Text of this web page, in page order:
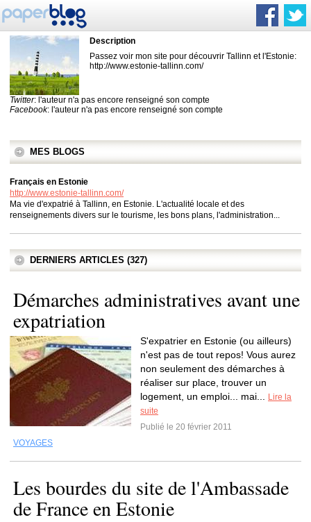
Description
Passez voir mon site pour découvrir Tallinn et l'Estonie:
http://www.estonie-tallinn.com/
Twitter: l'auteur n'a pas encore renseigné son compte
Facebook: l'auteur n'a pas encore renseigné son compte
MES BLOGS
Français en Estonie
http://www.estonie-tallinn.com/
Ma vie d'expatrié à Tallinn, en Estonie. L'actualité locale et des
renseignements divers sur le tourisme, les bons plans, l'administration...
DERNIERS ARTICLES (327)
Démarches administratives avant une
expatriation
S'expatrier en Estonie (ou ailleurs)
n'est pas de tout repos! Vous aurez
non seulement des démarches à
réaliser sur place, trouver un
logement, un emploi... mai...
Lire la
suite
Publié le 20 février 2011
VOYAGES
Les bourdes du site de l'Ambassade
de France en Estonie